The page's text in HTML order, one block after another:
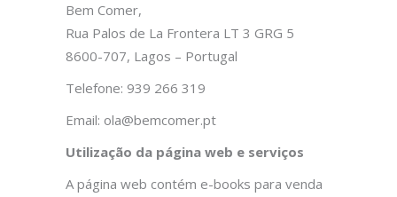
Bem Comer,
Rua Palos de La Frontera LT 3 GRG 5
8600-707, Lagos – Portugal
Telefone: 939 266 319
Email: ola@bemcomer.pt
Utilização da página web e serviços
A página web contém e-books para venda